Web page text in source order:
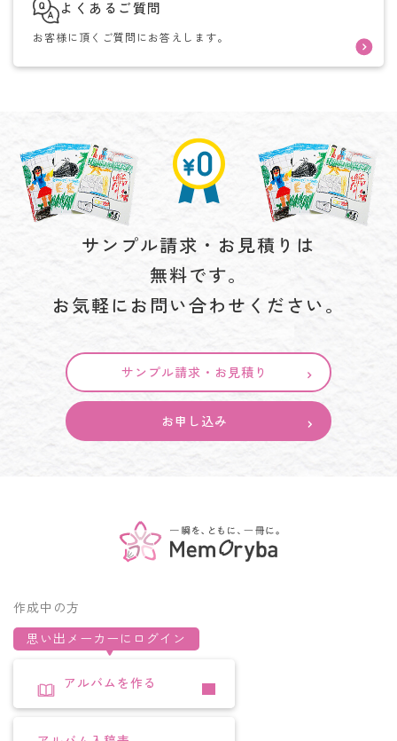
よくあるご質問
お客様に頂くご質問にお答えします。
サンプル請求・お見積りは
無料です。
お気軽にお問い合わせください。
サンプル請求・お見積り
お申し込み
作成中の方
思い出メーカーにログイン
アルバムを作る